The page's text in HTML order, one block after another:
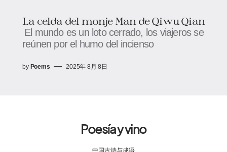
La celda del monje Man de Qiwu Qian
El mundo es un loto cerrado, los viajeros se
reúnen por el humo del incienso
by Poems 2025年 8月 8日
Poesía y vino
中国古诗与成语